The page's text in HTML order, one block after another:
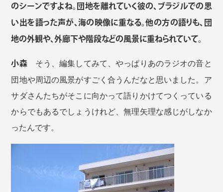
のシーンですよね。団地を離れていく彼の、ブラジルでの思
い出を語った声が、海の映像に重なる。他の方の語りも、団
地の外観や、外廊下や階段などの風景に重ねられていて。
小森そう、編集してみて、やっぱりあのラジオの音と
団地や周辺の風景がすごく合うんだなと思いました。ア
サダさんたちがそこに向かって語りかけてつくっている
からでもあるでしょうけれど、無理矢理な感じがしなか
ったんです。